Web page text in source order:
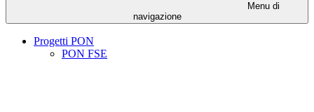
Menu di
navigazione
Progetti PON
PON FSE